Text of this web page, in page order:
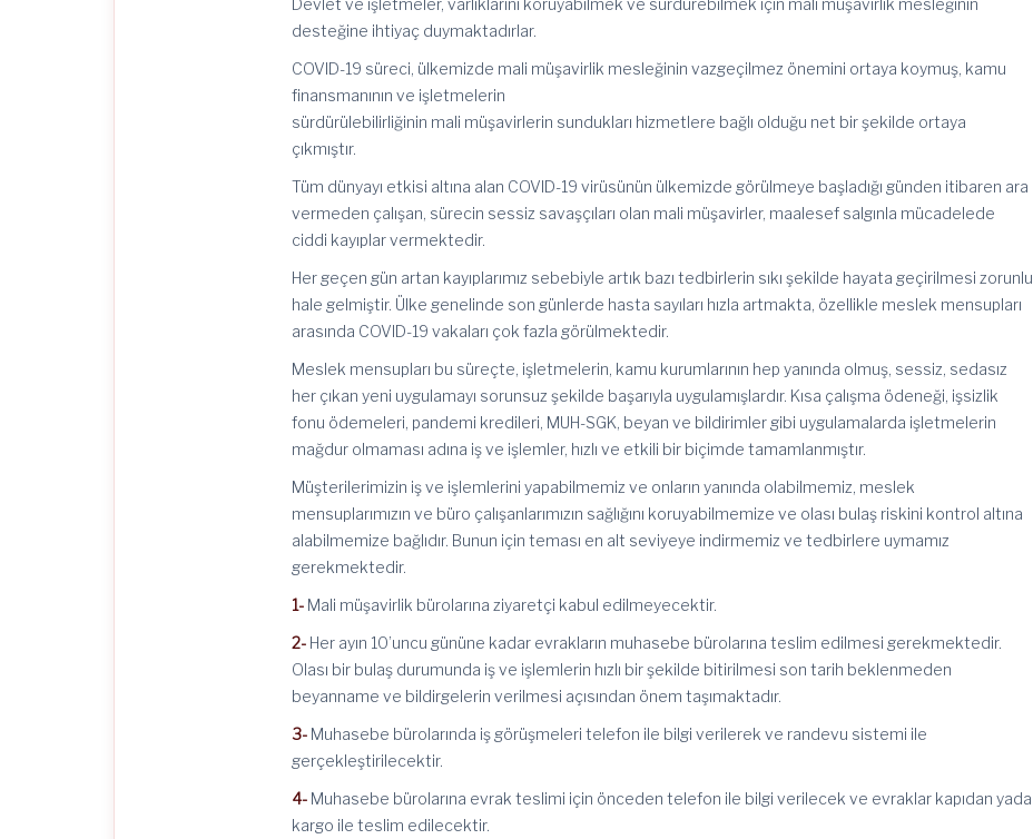
Devlet ve işletmeler, varlıklarını koruyabilmek ve sürdürebilmek için mali müşavirlik mesleğinin
desteğine ihtiyaç duymaktadırlar.
COVID-19 süreci, ülkemizde mali müşavirlik mesleğinin vazgeçilmez önemini ortaya koymuş, kamu
finansmanının ve işletmelerin
sürdürülebilirliğinin mali müşavirlerin sundukları hizmetlere bağlı olduğu net bir şekilde ortaya
çıkmıştır.
Tüm dünyayı etkisi altına alan COVID-19 virüsünün ülkemizde görülmeye başladığı günden itibaren ara
vermeden çalışan, sürecin sessiz savaşçıları olan mali müşavirler, maalesef salgınla mücadelede
ciddi kayıplar vermektedir.
Her geçen gün artan kayıplarımız sebebiyle artık bazı tedbirlerin sıkı şekilde hayata geçirilmesi zorunlu
hale gelmiştir. Ülke genelinde son günlerde hasta sayıları hızla artmakta, özellikle meslek mensupları
arasında COVID-19 vakaları çok fazla görülmektedir.
Meslek mensupları bu süreçte, işletmelerin, kamu kurumlarının hep yanında olmuş, sessiz, sedasız
her çıkan yeni uygulamayı sorunsuz şekilde başarıyla uygulamışlardır. Kısa çalışma ödeneği, işsizlik
fonu ödemeleri, pandemi kredileri, MUH-SGK, beyan ve bildirimler gibi uygulamalarda işletmelerin
mağdur olmaması adına iş ve işlemler, hızlı ve etkili bir biçimde tamamlanmıştır.
Müşterilerimizin iş ve işlemlerini yapabilmemiz ve onların yanında olabilmemiz, meslek
mensuplarımızın ve büro çalışanlarımızın sağlığını koruyabilmemize ve olası bulaş riskini kontrol altına
alabilmemize bağlıdır. Bunun için teması en alt seviyeye indirmemiz ve tedbirlere uymamız
gerekmektedir.
1- Mali müşavirlik bürolarına ziyaretçi kabul edilmeyecektir.
2- Her ayın 10’uncu gününe kadar evrakların muhasebe bürolarına teslim edilmesi gerekmektedir.
Olası bir bulaş durumunda iş ve işlemlerin hızlı bir şekilde bitirilmesi son tarih beklenmeden
beyanname ve bildirgelerin verilmesi açısından önem taşımaktadır.
3- Muhasebe bürolarında iş görüşmeleri telefon ile bilgi verilerek ve randevu sistemi ile
gerçekleştirilecektir.
4- Muhasebe bürolarına evrak teslimi için önceden telefon ile bilgi verilecek ve evraklar kapıdan yada
kargo ile teslim edilecektir.